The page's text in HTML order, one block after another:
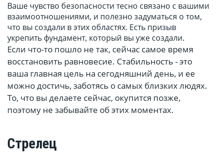
Ваше чувство безопасности тесно связано с вашими
взаимоотношениями, и полезно задуматься о том,
что вы создали в этих областях. Есть призыв
укрепить фундамент, который вы уже создали.
Если что-то пошло не так, сейчас самое время
восстановить равновесие. Стабильность - это
ваша главная цель на сегодняшний день, и ее
можно достичь, заботясь о самых близких людях.
То, что вы делаете сейчас, окупится позже,
поэтому не забывайте об этих моментах.
Стрелец